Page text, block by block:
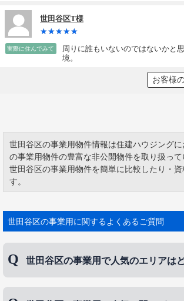
世田谷区T様
実際に住んでみて
周りに誰もいないのではないかと
境。
お客様
世田谷区の事業用物件情報は住建ハウジング
の事業用物件の豊富な非公開物件を取り扱っ
世田谷区の事業用物件を簡単に比較したり・資
す。
世田谷区にある千歳台と船橋を分けて、環状
かない地域のような印象を受けてしまうが、そ
緑（畑）が多い閑静で落ち着いた感じの住宅
じだ。
世田谷区を走る世田谷線は、その名の通り世田
世田谷区の事業用に関するよくあるご質問
世田谷区の事業用で人気のエリアは